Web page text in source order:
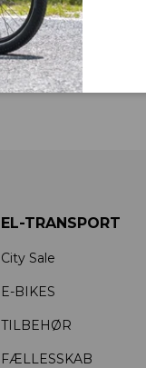
EL-TRANSPORT
City Sale
E-BIKES
TILBEHØR
FÆLLESSKAB